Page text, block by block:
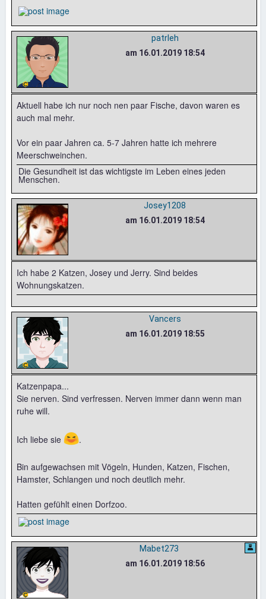
patrleh
am 16.01.2019 18:54
Aktuell habe ich nur noch nen paar Fische, davon waren es
auch mal mehr.
Vor ein paar Jahren ca. 5-7 Jahren hatte ich mehrere
Meerschweinchen.
Die Gesundheit ist das wichtigste im Leben eines jeden
Menschen.
Josey1208
am 16.01.2019 18:54
Ich habe 2 Katzen, Josey und Jerry. Sind beides
Wohnungskatzen.
Vancers
am 16.01.2019 18:55
Katzenpapa...
Sie nerven. Sind verfressen. Nerven immer dann wenn man
ruhe will.
Ich liebe sie 😆.
Bin aufgewachsen mit Vögeln, Hunden, Katzen, Fischen,
Hamster, Schlangen und noch deutlich mehr.
Hatten gefühlt einen Dorfzoo.
Mabet273
am 16.01.2019 18:56